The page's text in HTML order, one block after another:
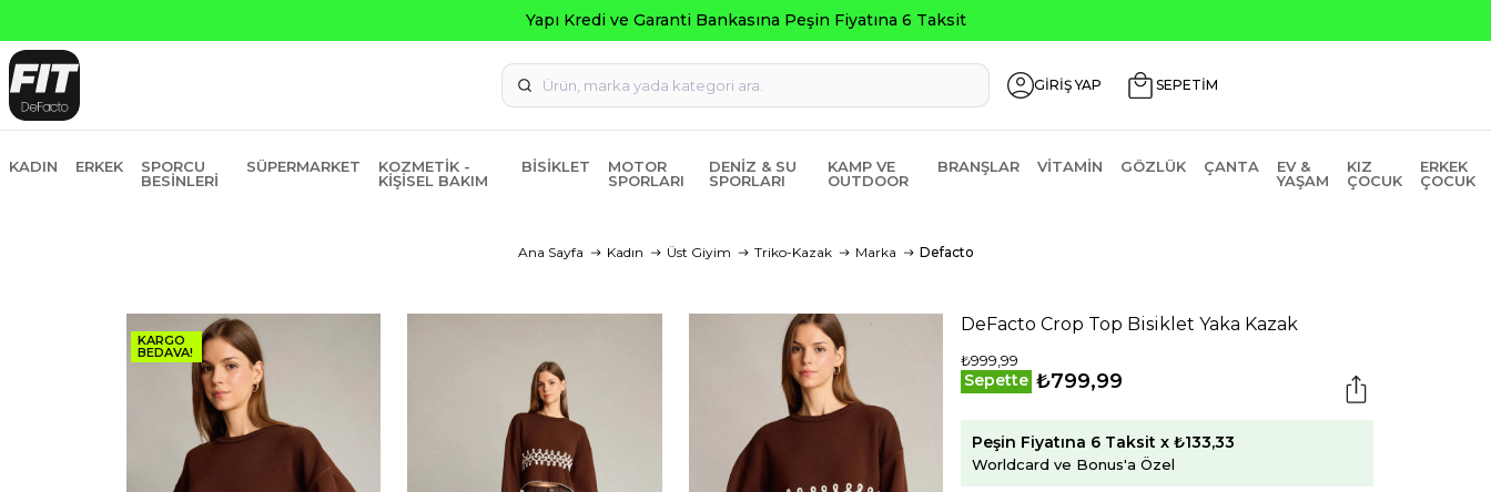
Seçili Ürünlerde ₺2000 Üzeri ₺200 İndirim Kodu: AGUSTOS200
GİRİŞ YAP SEPETİM
KADIN ERKEK
SPORCU
BESINLERI
SÜPERMARKET
KOZMETIK -
KIŞISEL BAKIM
BISIKLET
MOTOR
SPORLARI
DENIZ & SU
SPORLARI
KAMP VE
OUTDOOR
BRANŞLAR VITAMIN GÖZLÜK ÇANTA
EV &
YAŞAM
KIZ
ÇOCUK
ERKEK
ÇOCUK
Ana Sayfa Kadın Üst Giyim Triko-Kazak Marka Defacto
KARGO
BEDAVA!
DeFacto Crop Top Bisiklet Yaka Kazak
₺999,99
Sepette ₺799,99
Peşin Fiyatına 6 Taksit x ₺133,33
Worldcard ve Bonus'a Özel